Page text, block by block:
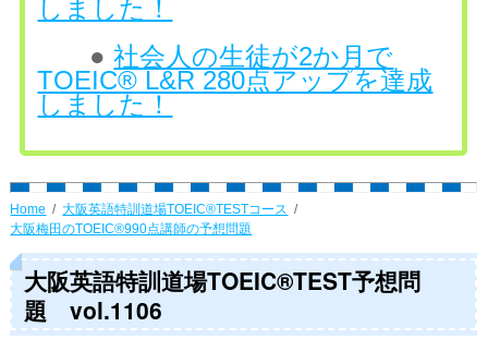
しました！
●社会人の生徒が2か月で
TOEIC® L&R 280点アップを達成
しました！
Home
大阪英語特訓道場TOEIC®TESTコース
大阪梅田のTOEIC®990点講師の予想問題
大阪英語特訓道場TOEIC®TEST予想問
題 vol.1106